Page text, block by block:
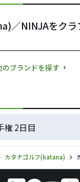
／NINJAをク
ブランドを探す
権 2日目
カタナゴルフ(katana)